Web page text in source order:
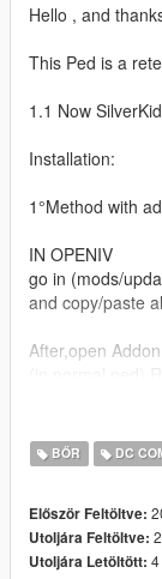
Hello , and
This Ped is a
1.1 Now
Installation:
1°Method with
IN OPENIV
go in (mods/
and copy/paste
After,open
2° Replace
IN OPENIV
replace any
mods/x64e/
BŐR DC
Először Feltöltve:
Utoljára Feltöltve:
Utoljára Letöltött: